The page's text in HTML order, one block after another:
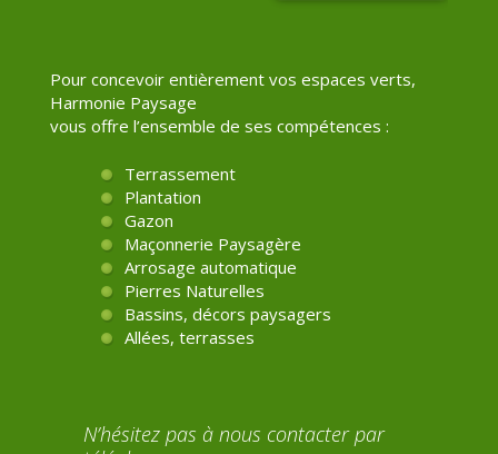
Pour concevoir entièrement vos espaces verts,
Harmonie Paysage
vous offre l’ensemble de ses compétences :
Terrassement
Plantation
Gazon
Maçonnerie Paysagère
Arrosage automatique
Pierres Naturelles
Bassins, décors paysagers
Allées, terrasses
N’hésitez pas à nous contacter par